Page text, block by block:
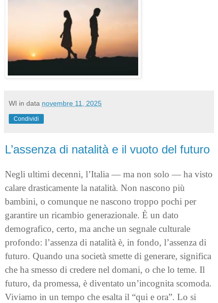
WI in data novembre 11, 2025
Condividi
L’assenza di natalità e il vuoto del futuro
Negli ultimi decenni, l’Italia — ma non solo — ha visto
calare drasticamente la natalità. Non nascono più
bambini, o comunque ne nascono troppo pochi per
garantire un ricambio generazionale. È un dato
demografico, certo, ma anche un segnale culturale
profondo: l’assenza di natalità è, in fondo, l’assenza di
futuro. Quando una società smette di generare, significa
che ha smesso di credere nel domani, o che lo teme. Il
futuro, da promessa, è diventato un’incognita scomoda.
Viviamo in un tempo che esalta il “qui e ora”. Lo si